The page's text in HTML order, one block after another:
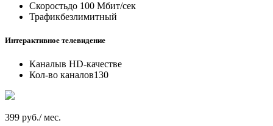
Скоростьдо 100 Мбит/сек
Трафикбезлимитный
Интерактивное телевидение
Каналыв HD-качестве
Кол-во каналов130
399 руб./ мес.